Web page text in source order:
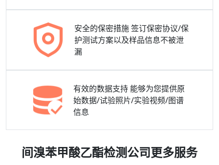
安全的保密措施 签订保密协议/保
护测试方案以及样品信息不被泄
漏
有效的数据支持 能够为您提供原
始数据/试验照片/实验视频/图谱
信息
间溴苯甲酸乙酯检测公司更多服务